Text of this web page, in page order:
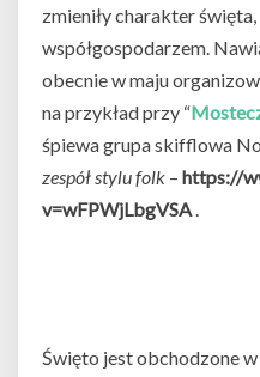
zmieniły charakter
współgospodarzem.
obecnie w maju
na przykład przy “
śpiewa grupa skifflowa
zespół stylu folk – https://
v=wFPWjLbgVSA .
Święto jest obchodzone